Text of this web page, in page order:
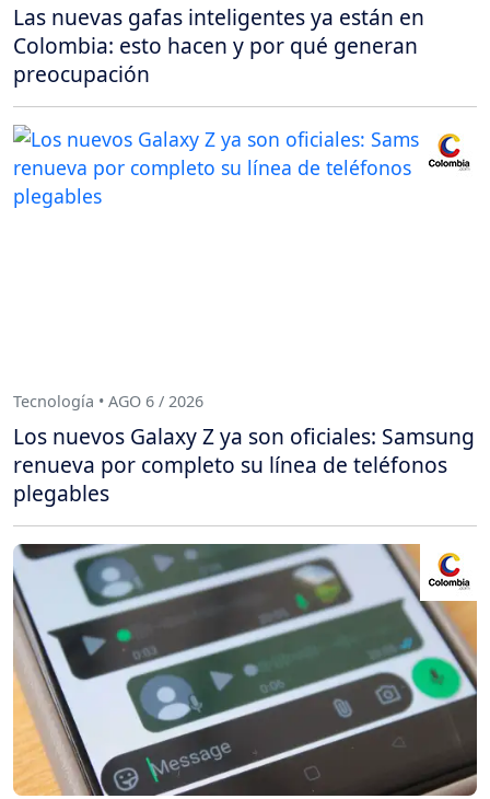
Las nuevas gafas inteligentes ya están en
Colombia: esto hacen y por qué generan
preocupación
Tecnología • AGO 6 / 2026
Los nuevos Galaxy Z ya son oficiales: Samsung
renueva por completo su línea de teléfonos
plegables